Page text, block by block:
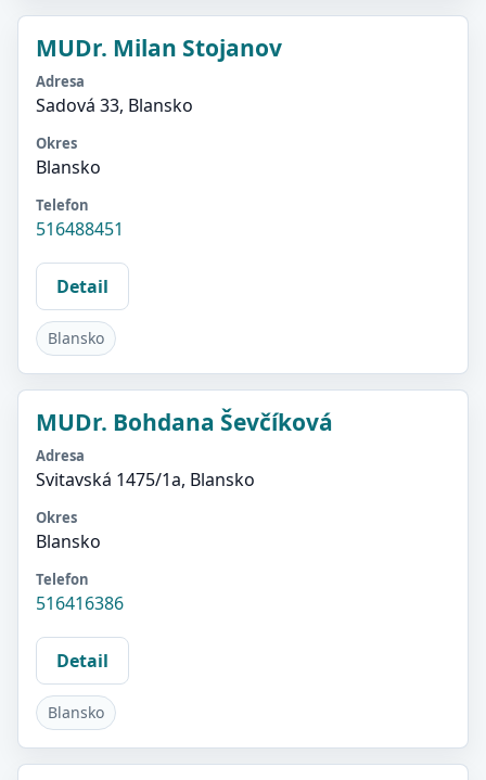
MUDr. Milan Stojanov
Adresa
Sadová 33, Blansko
Okres
Blansko
Telefon
516488451
Detail
Blansko
MUDr. Bohdana Ševčíková
Adresa
Svitavská 1475/1a, Blansko
Okres
Blansko
Telefon
516416386
Detail
Blansko